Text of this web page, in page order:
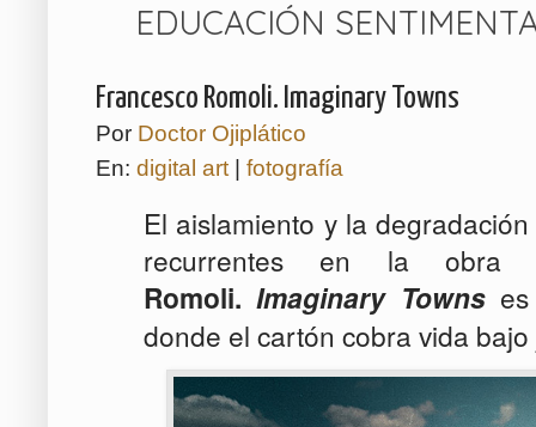
EDUCACIÓN
Francesco Romoli. Imaginary Towns
Por Doctor Ojiplático
En: digital art fotografía
El aislamiento y la
recurrentes en la
Romoli. Imaginary Townses
donde el cartón cobra vida